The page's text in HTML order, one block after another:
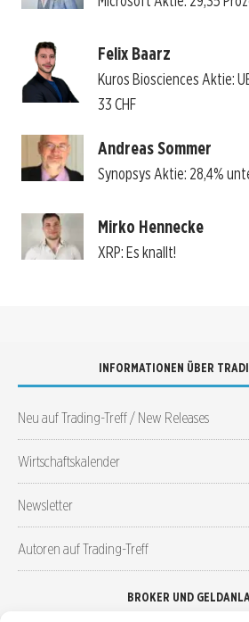
Felix Baarz
Kuros Biosciences Aktie:
33 CHF
Andreas Sommer
Synopsys Aktie: 28,4%
Mirko Hennecke
XRP: Es knallt!
INFORMATIONEN ÜBER
Neu auf Trading-Treff / New Releases
Wirtschaftskalender
Newsletter
Autoren auf Trading-Treff
BROKER UND